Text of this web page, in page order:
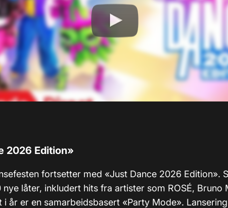
2026 Edition»
fortsetter med «Just Dance 2026 Edition».
låter, inkludert hits fra artister som ROSÉ, Bruno
i år er en samarbeidsbasert «Party Mode».